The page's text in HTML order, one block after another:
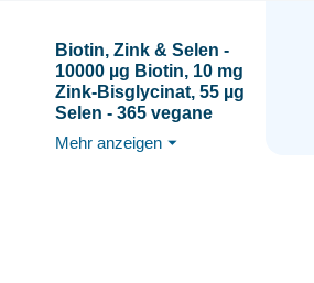
Biotin, Zink & Selen -
10000 µg Biotin, 10 mg
Zink-Bisglycinat, 55 µg
Selen - 365 vegane
Tabletten - Haar-
Vitamine im
Mehr anzeigen ⏷